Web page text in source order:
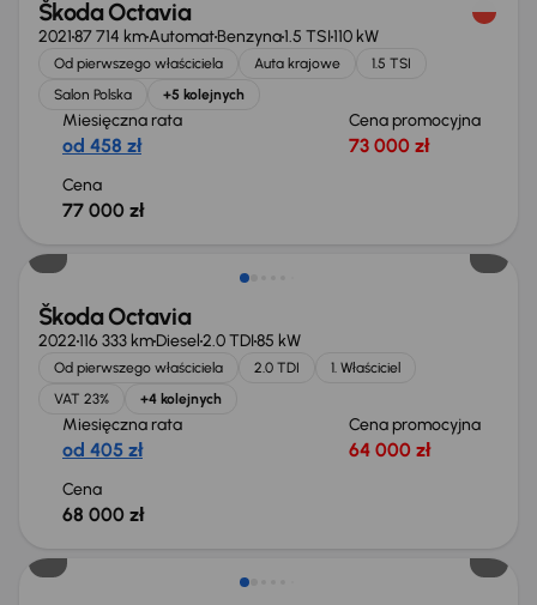
Škoda Octavia
202187 714 kmAutomatBenzyna1.5 TSI110 kW
Od pierwszego właściciela Auta krajowe
1.5 TSI
Salon Polska
+5 kolejnych
Miesięczna rata
od 458 zł
Cena promocyjna
73 000 zł
Cena
77 000 zł
Škoda Octavia
2022116 333 kmDiesel2.0 TDI85 kW
Od pierwszego właściciela 2.0 TDI
1. Właściciel
VAT 23%
+4 kolejnych
Miesięczna rata
od 405 zł
Cena promocyjna
64 000 zł
Cena
68 000 zł
Taniej o 1 000 zł